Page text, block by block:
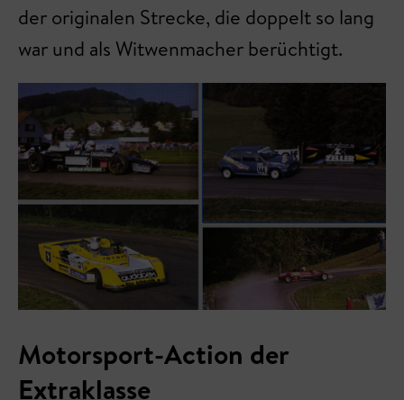
der originalen Strecke, die doppelt so lang
war und als Witwenmacher berüchtigt.
Motorsport-Action der
Extraklasse